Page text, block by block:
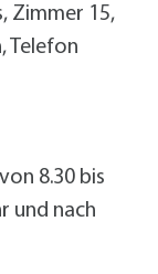
Zimmer 15,
Telefon
8.30 bis
und nach